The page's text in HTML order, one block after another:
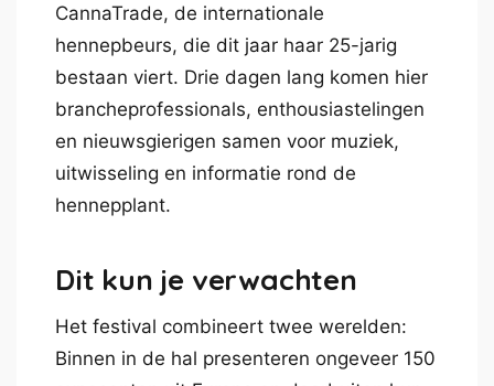
CannaTrade, de internationale
hennepbeurs, die dit jaar haar 25-jarig
bestaan viert. Drie dagen lang komen hier
brancheprofessionals, enthousiastelingen
en nieuwsgierigen samen voor muziek,
uitwisseling en informatie rond de
hennepplant.
Dit kun je verwachten
Het festival combineert twee werelden:
Binnen in de hal presenteren ongeveer 150